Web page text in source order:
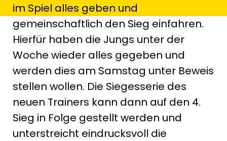
im Spiel alles geben und
gemeinschaftlich den Sieg einfahren.
Hierfür haben die Jungs unter der
Woche wieder alles gegeben und
werden dies am Samstag unter Beweis
stellen wollen. Die Siegesserie des
neuen Trainers kann dann auf den 4.
Sieg in Folge gestellt werden und
unterstreicht eindrucksvoll die